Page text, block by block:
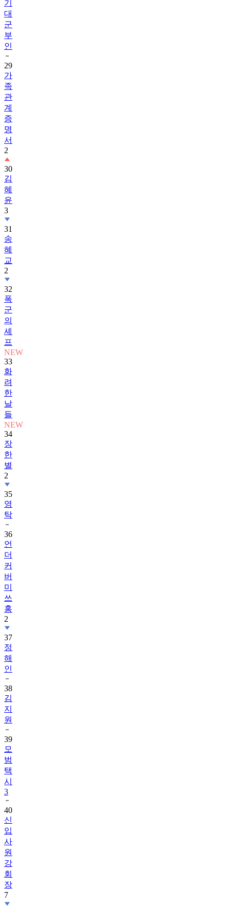
기
대
군
부
인
29
가
족
관
계
증
명
서
2
30
김
혜
윤
3
31
송
혜
교
2
32
폭
군
의
셰
프
NEW
33
화
려
한
날
들
NEW
34
장
한
별
2
35
영
탁
36
언
더
커
버
미
쓰
홍
2
37
정
해
인
38
김
지
원
39
모
범
택
시
3
40
신
입
사
원
강
회
장
7